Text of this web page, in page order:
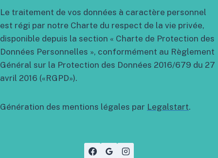
Le traitement de vos données à caractère personnel
est régi par notre Charte du respect de la vie privée,
disponible depuis la section « Charte de Protection des
Données Personnelles », conformément au Règlement
Général sur la Protection des Données 2016/679 du 27
avril 2016 («RGPD»).
Génération des mentions légales par Legalstart.